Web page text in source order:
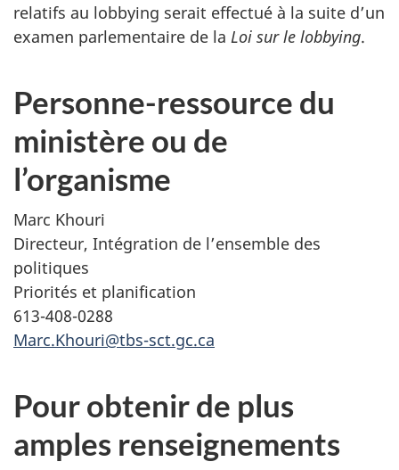
relatifs au lobbying serait effectué à la suite d’un
examen parlementaire de la Loi sur le lobbying.
Personne-ressource du
ministère ou de
l’organisme
Marc Khouri
Directeur, Intégration de l’ensemble des
politiques
Priorités et planification
613-408-0288
Marc.Khouri@tbs-sct.gc.ca
Pour obtenir de plus
amples renseignements